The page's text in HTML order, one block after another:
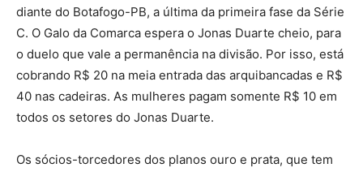
diante do Botafogo-PB, a última da primeira fase da Série
C. O Galo da Comarca espera o Jonas Duarte cheio, para
o duelo que vale a permanência na divisão. Por isso, está
cobrando R$ 20 na meia entrada das arquibancadas e R$
40 nas cadeiras. As mulheres pagam somente R$ 10 em
todos os setores do Jonas Duarte.
Os sócios-torcedores dos planos ouro e prata, que tem